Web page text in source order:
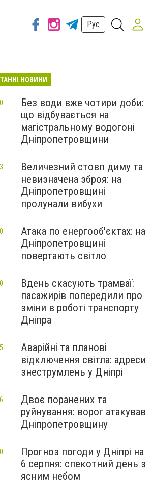
Рус
НОВИНИ
Без води вже чотири доби:
що відбувається на
магістральному водогоні
Дніпропетровщини
Величезний стовп диму та
невизначена зброя: на
Дніпропетровщині
пролунали вибухи
Атака по енергооб'єктах: на
Дніпропетровщині
повертають світло
Вдень скасують трамваї:
пасажирів попередили про
зміни в роботі транспорту
Дніпра
Аварійні та планові
відключення світла: адреси
знеструмлень у Дніпрі
Двоє поранених та
руйнування: ворог атакував
Дніпропетровщину
Прогноз погоди у Дніпрі на
6 серпня: спекотний день з
ясним небом